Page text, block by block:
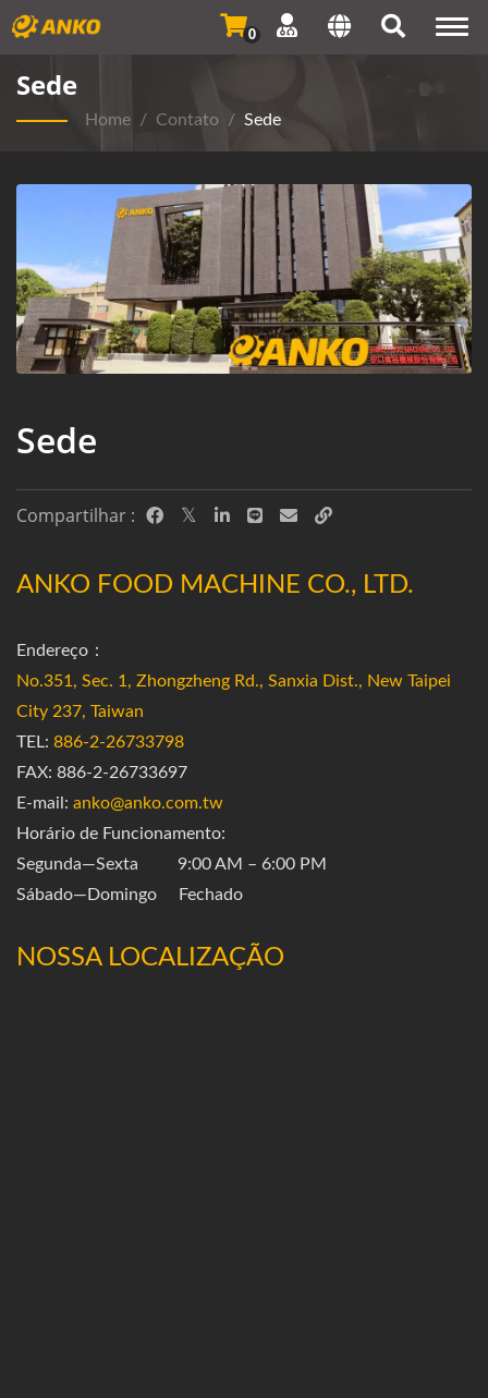
0
Sede
Home / Contato / Sede
Sede
Compartilhar :
ANKO FOOD MACHINE CO., LTD.
Endereço：
No.351, Sec. 1, Zhongzheng Rd., Sanxia Dist., New Taipei
City 237, Taiwan
TEL: 886-2-26733798
FAX: 886-2-26733697
E-mail: anko@anko.com.tw
Horário de Funcionamento:
Segunda—Sexta 9:00 AM – 6:00 PM
Sábado—Domingo Fechado
NOSSA LOCALIZAÇÃO